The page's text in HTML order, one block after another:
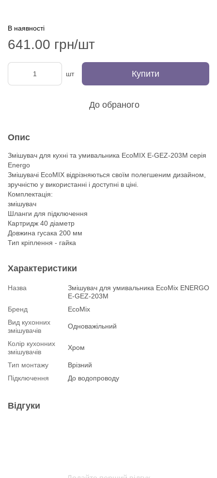
В наявності
641.00 грн/шт
шт Купити
До обраного
Опис
Змішувач для кухні та умивальника EcoMIX E-GEZ-203M серія
Energo
Змішувачі EcoMIX відрізняються своїм полегшеним дизайном,
зручністю у використанні і доступні в ціні.
Комплектація:
змішувач
Шланги для підключення
Картридж 40 діаметр
Довжина гусака 200 мм
Тип кріплення - гайка
Характеристики
Назва
Змішувач для умивальника EcoMix ENERGO
E-GEZ-203M
Бренд
EcoMix
Вид кухонних
змішувачів
Одноважільний
Колір кухонних
змішувачів
Хром
Тип монтажу
Врізний
Підключення
До водопроводу
Відгуки